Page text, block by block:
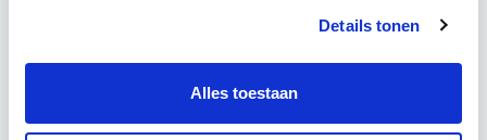
Details tonen
Alles toestaan